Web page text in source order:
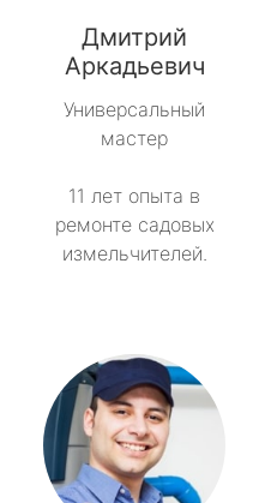
Дмитрий
Аркадьевич
Универсальный
мастер
11 лет опыта в
ремонте садовых
измельчителей.